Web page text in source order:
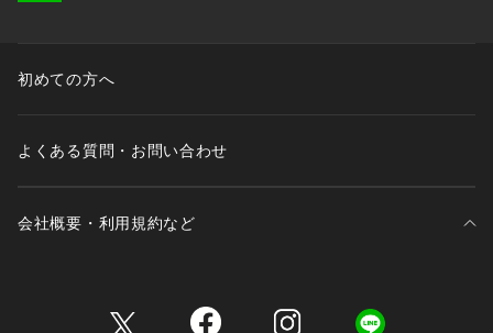
初めての方へ
よくある質問・お問い合わせ
会社概要・利用規約など